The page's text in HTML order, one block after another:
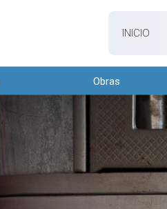
INICIO
Obras